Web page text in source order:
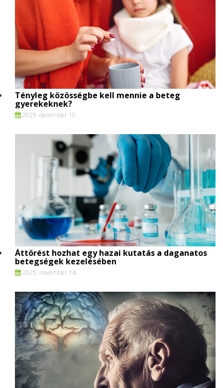
Tényleg közösségbe kell mennie a beteg
gyerekeknek?
2025. december 10.
Áttörést hozhat egy hazai kutatás a daganatos
betegségek kezelésében
2025. november 14.